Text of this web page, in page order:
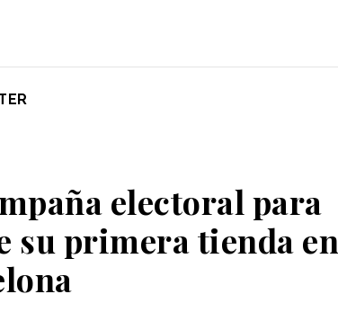
electoral para
su primera tienda en